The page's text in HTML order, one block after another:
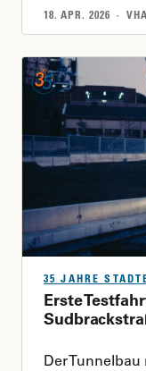
18. APR. 2026 ·
35 JAHRE
Erste
Der